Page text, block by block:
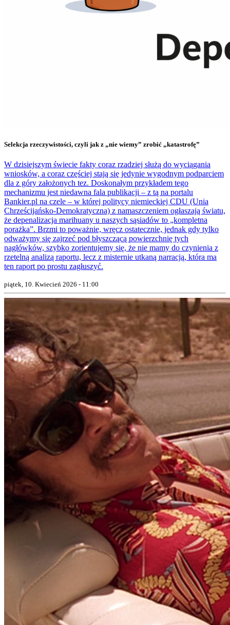
Selekcja rzeczywistości, czyli jak z „nie wiemy” zrobić „katastrofę”
W dzisiejszym świecie fakty coraz rzadziej służą do wyciągania
wniosków, a coraz częściej stają się jedynie wygodnym podparciem
dla z góry założonych tez. Doskonałym przykładem tego
mechanizmu jest niedawna fala publikacji – z tą na portalu
Bankier.pl na czele – w której politycy niemieckiej CDU (Unia
Chrześcijańsko-Demokratyczna) z namaszczeniem ogłaszają światu,
że depenalizacja marihuany u naszych sąsiadów to „kompletna
porażka”. Brzmi to poważnie, wręcz ostatecznie, jednak gdy tylko
odważymy się zajrzeć pod błyszczącą powierzchnię tych
nagłówków, szybko zorientujemy się, że nie mamy do czynienia z
rzetelną analizą raportu, lecz z misternie utkaną narracją, która ma
ten raport po prostu zagłuszyć.
piątek, 10. Kwiecień 2026 - 11:00